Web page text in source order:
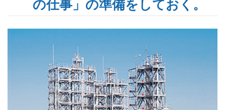
の仕事」の準備をしておく。